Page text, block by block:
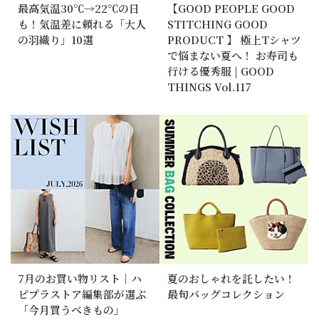
最高気温30℃→22℃の日
も！気温差に頼れる「大人
の羽織り」10選
【GOOD PEOPLE GOOD
STITCHING GOOD
PRODUCT 】 極上Tシャツ
で悩まない夏へ！ お寿司も
行ける優秀服 | GOOD
THINGS Vol.117
7月のお買い物リスト｜ハ
ピプラストア編集部が選ぶ
「今月買うべきもの」
夏のおしゃれを託したい！
最旬バッグコレクション